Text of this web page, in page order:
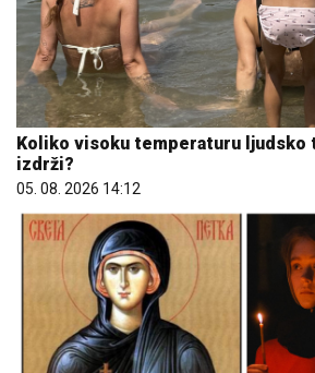
Koliko visoku temperaturu ljudsko
izdrži?
05. 08. 2026 14:12